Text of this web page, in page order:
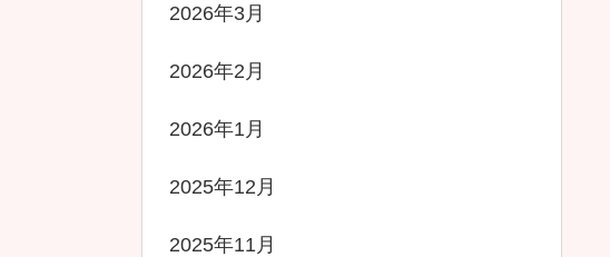
2026年3月
2026年2月
2026年1月
2025年12月
2025年11月